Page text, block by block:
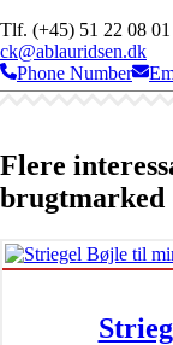
Tlf. (+45) 51 22 08 01
ck@ablauridsen.dk
Phone Number
Flere
brugtmarked